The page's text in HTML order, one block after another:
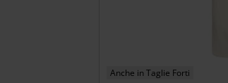
Anche in Taglie Forti